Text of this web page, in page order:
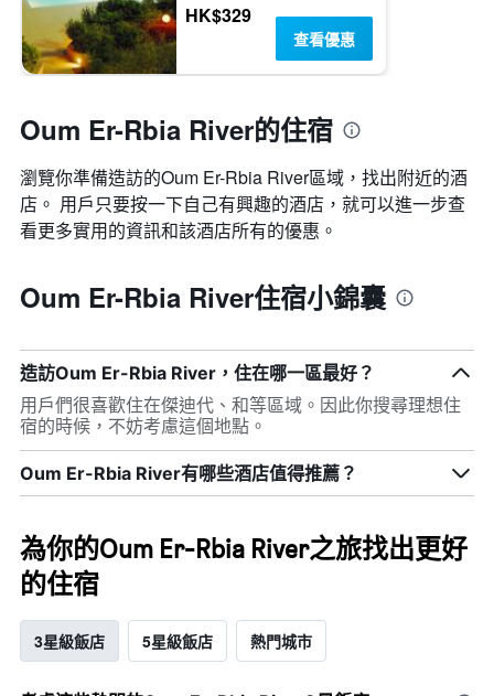
HK$329
查看優惠
Oum Er-Rbia River的住宿
瀏覽你準備造訪的Oum Er-Rbia River區域，找出附近的酒
店。 用戶只要按一下自己有興趣的酒店，就可以進一步查
看更多實用的資訊和該酒店所有的優惠。
Oum Er-Rbia River住宿小錦囊
造訪Oum Er-Rbia River，住在哪一區最好？
用戶們很喜歡住在傑迪代、和等區域。因此你搜尋理想住
宿的時候，不妨考慮這個地點。
Oum Er-Rbia River有哪些酒店值得推薦？
為你的Oum Er-Rbia River之旅找出更好
的住宿
3星級飯店 5星級飯店 熱門城市